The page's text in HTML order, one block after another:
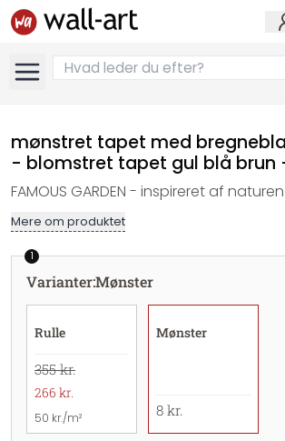
mønstret tapet med
- blomstret tapet gul blå brun
FAMOUS GARDEN - inspireret af naturen
Mere om produktet
1
Varianter:Mønster
Rulle
355 kr.
266 kr.
50 kr./m²
Mønster
8 kr.